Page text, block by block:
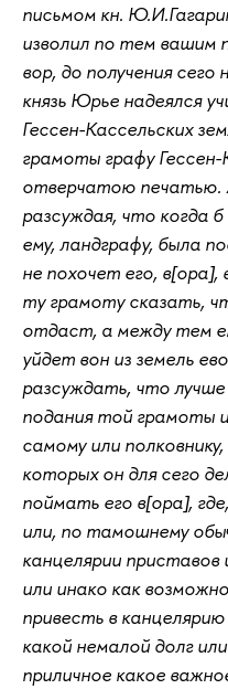
письмом кн.
изволил по тем вашим
вор, до получения сего
князь Юрье надеялся
Гессен-Кассельских
грамоты графу
отверчатою печатью.
разсуждая, что когда
ему, ландграфу, была
не похочет его,
ту грамоту сказать,
отдаст, а между тем
уйдет вон из земель
разсуждать, что
подания той грамоты
самому или
которых он для сего
поймать его в[ора],
или, по тамошнему
канцелярии
или инако как
привесть в
какой немалой долг
приличное какое